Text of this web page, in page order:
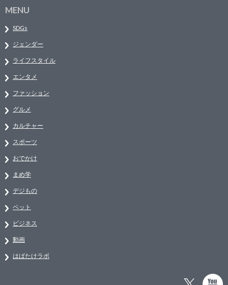
MENU
SDGs
ジェンダー
ライフスタイル
エンタメ
ファッション
グルメ
カルチャー
スポーツ
おでかけ
まめ学
デジもの
ペット
ビジネス
動画
はばたけラボ